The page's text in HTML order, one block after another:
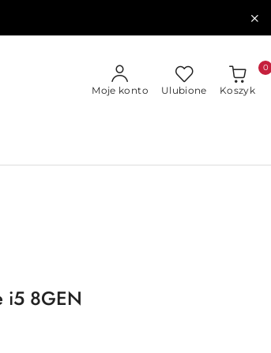
Moje konto Ulubione Koszyk
0
i5 8GEN